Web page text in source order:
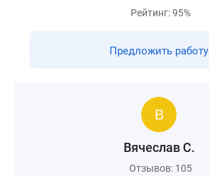
Рейтинг: 95%
Предложить работу
Вячеслав С.
Отзывов: 105